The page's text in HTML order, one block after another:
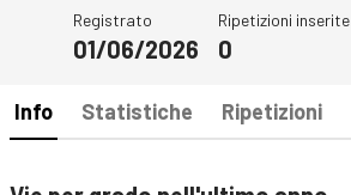
Registrato
01/06/2026
Ripetizioni inserite
0
Info Statistiche Ripetizioni